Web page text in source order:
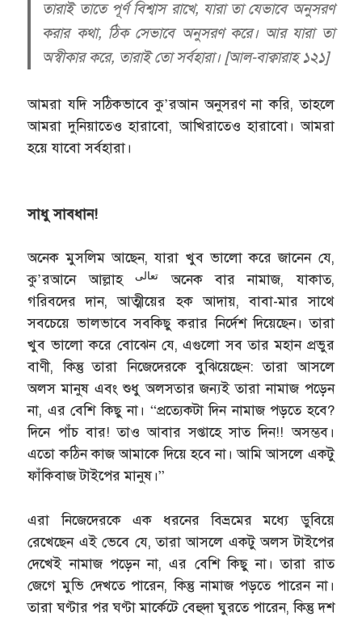
তারাই তাতে পূর্ণ বিশ্বাস রাখে, যারা তা যেভাবে অনুসরণ
করার কথা, ঠিক সেভাবে অনুসরণ করে। আর যারা তা
অস্বীকার করে, তারাই তো সর্বহারা। [আল-বাক্বারাহ ১২১]
আমরা যদি সঠিকভাবে কু’রআন অনুসরণ না করি, তাহলে
আমরা দুনিয়াতেও হারাবো, আখিরাতেও হারাবো। আমরা
হয়ে যাবো সর্বহারা।
সাধু সাবধান!
অনেক মুসলিম আছেন, যারা খুব ভালো করে জানেন যে,
কু’রআনে আল্লাহتعالى
অনেক বার নামাজ, যাকাত,
গরিবদের দান, আত্মীয়ের হক আদায়, বাবা-মার সাথে
সবচেয়ে ভালভাবে সবকিছু করার নির্দেশ দিয়েছেন। তারা
খুব ভালো করে বোঝেন যে, এগুলো সব তার মহান প্রভুর
বাণী, কিন্তু তারা নিজেদেরকে বুঝিয়েছেন: তারা আসলে
অলস মানুষ এবং শুধু অলসতার জন্যই তারা নামাজ পড়েন
না, এর বেশি কিছু না। “প্রত্যেকটা দিন নামাজ পড়তে হবে?
দিনে পাঁচ বার! তাও আবার সপ্তাহে সাত দিন!! অসম্ভব।
এতো কঠিন কাজ আমাকে দিয়ে হবে না। আমি আসলে একটু
ফাঁকিবাজ টাইপের মানুষ।”
এরা নিজেদেরকে এক ধরনের বিভ্রমের মধ্যে ডুবিয়ে
রেখেছেন এই ভেবে যে, তারা আসলে একটু অলস টাইপের
দেখেই নামাজ পড়েন না, এর বেশি কিছু না। তারা রাত
জেগে মুভি দেখতে পারেন, কিন্তু নামাজ পড়তে পারেন না।
তারা ঘণ্টার পর ঘণ্টা মার্কেটে বেহুদা ঘুরতে পারেন, কিন্তু দশ